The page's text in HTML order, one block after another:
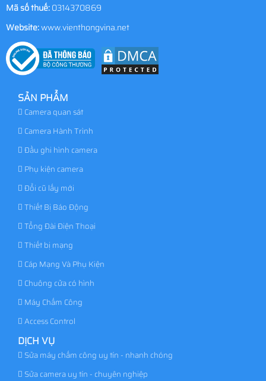
Mã số thuế:0314370869
Website:www.vienthongvina.net
SẢN PHẨM
Camera quan sát
Camera Hành Trình
Đầu ghi hình camera
Phụ kiện camera
Đổi cũ lấy mới
Thiết Bị Báo Động
Tổng Đài Điện Thoại
Thiết bị mạng
Cáp Mạng Và Phụ Kiện
Chuông cửa có hình
Máy Chấm Công
Access Control
DỊCH VỤ
Sửa máy chấm công uy tín - nhanh chóng
Sửa camera uy tín - chuyên nghiệp